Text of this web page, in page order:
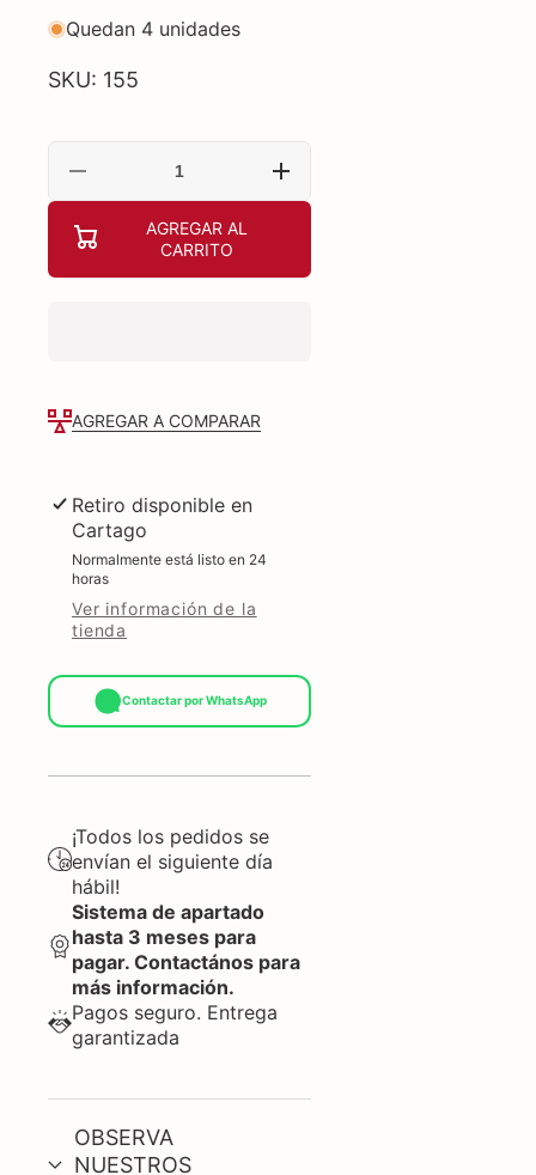
Quedan 4 unidades
SKU: 155
Reducir
TECLADO
GENIUS
NEGRO
Aumentar
AGREGAR AL
CARRITO
AGREGAR A COMPARAR
Retiro disponible en
Cartago
Normalmente está listo en 24
horas
Ver información de la
tienda
Contactar por WhatsApp
¡Todos los pedidos se
envían el siguiente día
hábil!
Sistema de apartado
hasta 3 meses para
pagar. Contactános para
más información.
Pagos seguro. Entrega
garantizada
OBSERVA
NUESTROS